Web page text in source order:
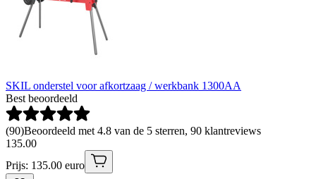
SKIL onderstel voor afkortzaag / werkbank 1300AA
Best beoordeeld
(90)Beoordeeld met 4.8 van de 5 sterren, 90 klantreviews
135.00
Prijs: 135.00 euro